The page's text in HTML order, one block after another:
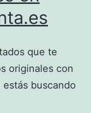
que te
originales con
buscando